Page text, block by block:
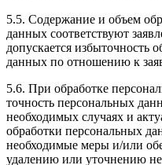
5.5. Содержание и объем
данных соответствуют
допускается избыточность
данных по отношению к
5.6. При обработке
точность персональных
необходимых случаях и
обработки персональных
необходимые меры и/или
удалению или уточнению